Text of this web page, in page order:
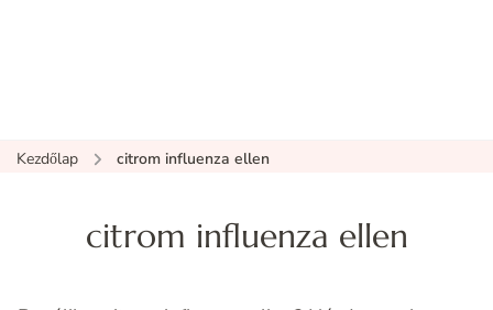
Kezdőlap citrom influenza ellen
citrom influenza ellen